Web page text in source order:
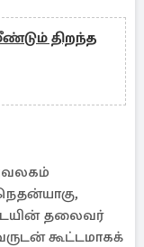
திறந்த
தலைவர்
கூட்டமாகக்